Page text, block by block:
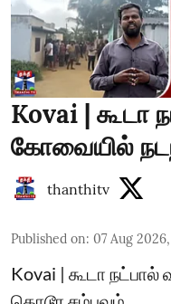
Kovai | கூடா
கோவையில்
thanthitv
Published on: 07 Aug
Kovai | கூடா